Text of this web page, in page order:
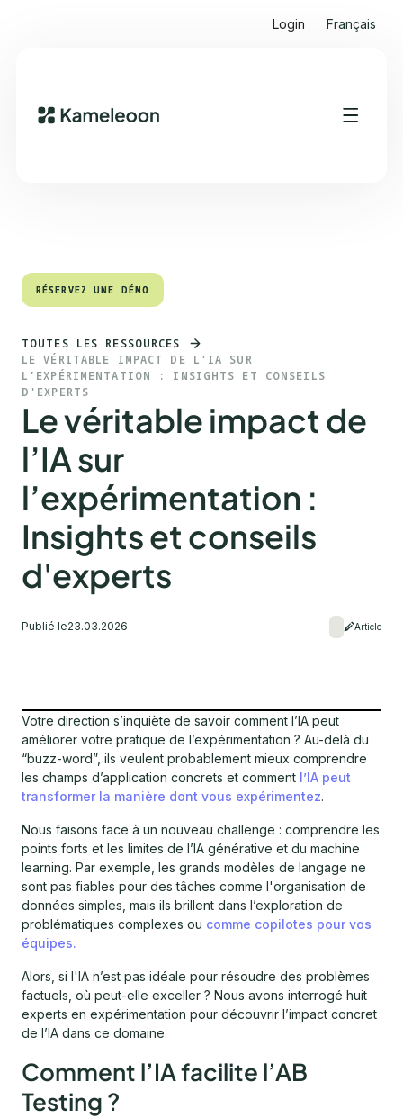
Login Français
Sommaire
RÉSERVEZ UNE DÉMO
RÉSERVEZ UNE DÉMO
TOUTES LES RESSOURCES
LE VÉRITABLE IMPACT DE L’IA SUR
L’EXPÉRIMENTATION : INSIGHTS ET CONSEILS
D'EXPERTS
Le véritable impact de
l’IA sur
l’expérimentation :
Insights et conseils
d'experts
Publié le23.03.2026 Article
Votre direction s’inquiète de savoir comment l’IA peut
améliorer votre pratique de l’expérimentation ? Au-delà du
“buzz-word”, ils veulent probablement mieux comprendre
les champs d’application concrets et comment l’IA peut
transformer la manière dont vous expérimentez.
Nous faisons face à un nouveau challenge : comprendre les
points forts et les limites de l’IA générative et du machine
learning. Par exemple, les grands modèles de langage ne
sont pas fiables pour des tâches comme l'organisation de
données simples, mais ils brillent dans l’exploration de
problématiques complexes ou comme copilotes pour vos
équipes.
Alors, si l'IA n’est pas idéale pour résoudre des problèmes
factuels, où peut-elle exceller ? Nous avons interrogé huit
experts en expérimentation pour découvrir l’impact concret
de l’IA dans ce domaine.
Comment l’IA facilite l’AB
Testing ?